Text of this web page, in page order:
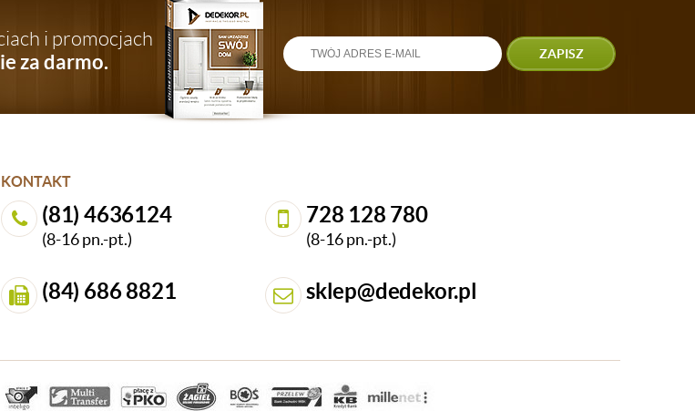
i promocjach
za darmo. ZAPISZ
KONTAKT
(81) 4636124
(8-16 pn.-pt.)
728 128 780
(8-16 pn.-pt.)
(84) 686 8821 sklep@dedekor.pl